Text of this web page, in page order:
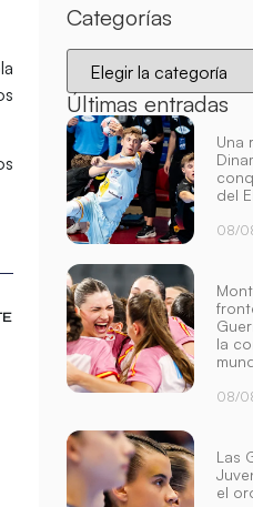
Categorías
Últimas entradas
Una
del
08/
la
08/
Las
el